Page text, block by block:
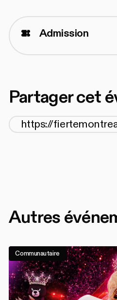
Admission
Partager cet
Autres
Communautaire